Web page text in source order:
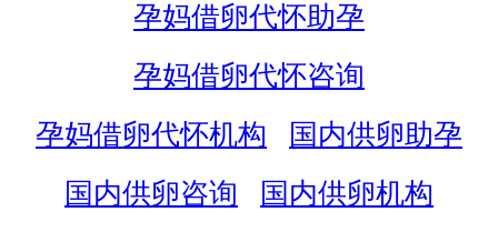
孕妈借卵代怀助孕
孕妈借卵代怀咨询
孕妈借卵代怀机构
国内供卵助孕
国内供卵咨询
国内供卵机构